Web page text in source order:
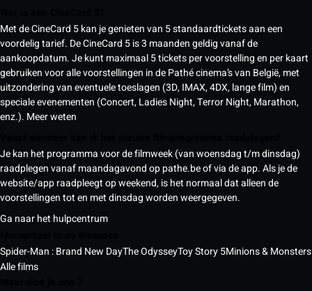
Met de CineCard 5 kan je genieten van 5 standaardtickets aan een
voordelig tarief. De CineCard 5 is 3 maanden geldig vanaf de
aankoopdatum. Je kunt maximaal 5 tickets per voorstelling en per kaart
gebruiken voor alle voorstellingen in de Pathé cinema’s van België, met
uitzondering van eventuele toeslagen (3D, IMAX, 4DX, lange film) en
speciale evenementen (Concert, Ladies Night, Terror Night, Marathon,
enz.). Meer weten
Je kan het programma voor de filmweek (van woensdag t/m dinsdag)
raadplegen vanaf maandagavond op pathe.be of via de app. Als je de
website/app raadpleegt op weekend, is het normaal dat alleen de
voorstellingen tot en met dinsdag worden weergegeven.
Ga naar het hulpcentrum
Spider-Man : Brand New DayThe OdysseyToy Story 5Minions & Monsters
Alle films